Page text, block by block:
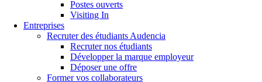
Postes ouverts
Visiting In
Entreprises
Recruter des étudiants Audencia
Recruter nos étudiants
Développer la marque employeur
Déposer une offre
Former vos collaborateurs